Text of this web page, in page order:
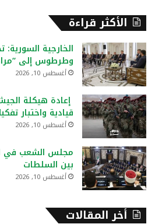
الأكثر قراءة
الخارجية
وطرطوس إلى
أغسطس 10, 2026
إعادة هيكلة
قيادية واختبار
أغسطس 10, 2026
مجلس الشعب في
بين السلطات
أغسطس 10, 2026
أخر المقالات